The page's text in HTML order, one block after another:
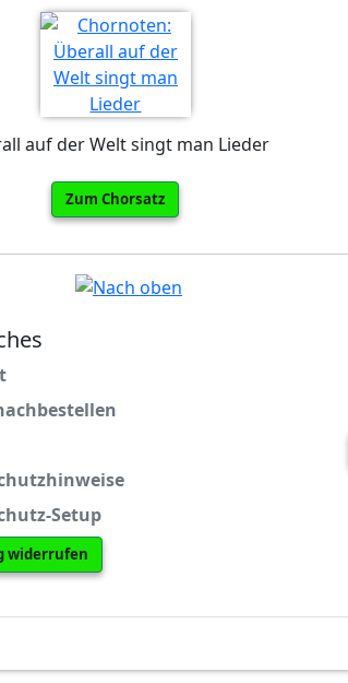
auf der Welt singt man Lieder
Zum Chorsatz
Setup
widerrufen